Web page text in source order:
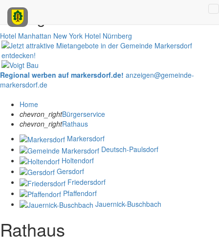
Anzeigen
Hotel Manhattan New York Hotel Nürnberg
Regional werben auf markersdorf.de! anzeigen@gemeinde-
markersdorf.de
Home
chevron_rightBürgerservice
chevron_rightRathaus
Markersdorf
Deutsch-Paulsdorf
Holtendorf
Gersdorf
Friedersdorf
Pfaffendorf
Jauernick-Buschbach
Rathaus